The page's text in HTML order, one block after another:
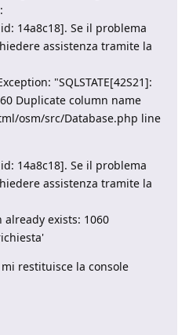
14a8c18]. Se il problema
assistenza tramite la
"SQLSTATE[42S21]:
Duplicate column name
osm/src/Database.php line
14a8c18]. Se il problema
assistenza tramite la
already exists: 1060
restituisce la console